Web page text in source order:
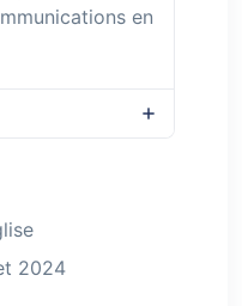
en
2024